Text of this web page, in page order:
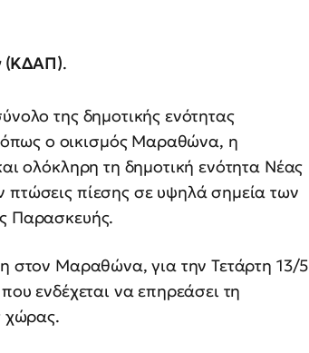
(ΚΔΑΠ).
της δημοτικής ενότητας
ο οικισμός Μαραθώνα, η
ολόκληρη τη δημοτική ενότητα Νέας
πίεσης σε υψηλά σημεία των
Παρασκευής.
στον Μαραθώνα, για την Τετάρτη 13/5
ενδέχεται να επηρεάσει τη
χώρας.